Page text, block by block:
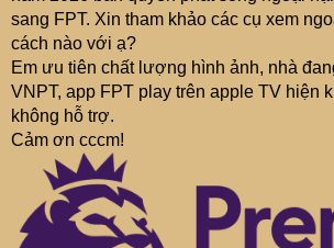
sang FPT. Xin tham khảo các cụ xem
cách nào với ạ?
Em ưu tiên chất lượng hình ảnh, nhà
VNPT, app FPT play trên apple TV hiện
không hỗ trợ.
Cảm ơn cccm!